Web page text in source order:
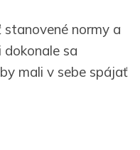
normy a
sa
mali v sebe spájať